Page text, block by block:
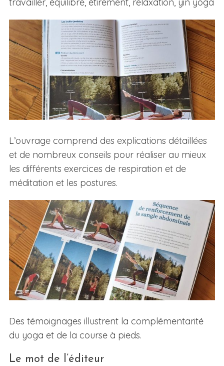
L’ouvrage comprend des explications détaillées
et de nombreux conseils pour réaliser au mieux
les différents exercices de respiration et de
méditation et les postures.
Des témoignages illustrent la complémentarité
du yoga et de la course à pieds.
Le mot de l’éditeur